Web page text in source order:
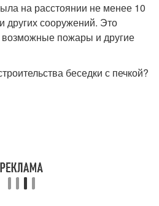
на расстоянии не менее 10
других сооружений. Это
возможные пожары и другие
беседки с печкой?